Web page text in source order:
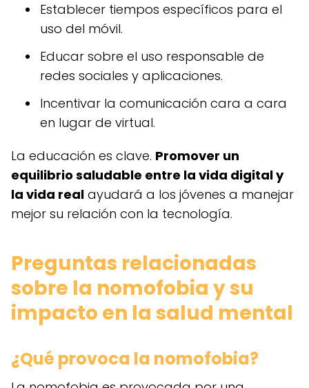
Establecer tiempos específicos para el
uso del móvil.
Educar sobre el uso responsable de
redes sociales y aplicaciones.
Incentivar la comunicación cara a cara
en lugar de virtual.
La educación es clave. Promover un
equilibrio saludable entre la vida digital y
la vida real ayudará a los jóvenes a manejar
mejor su relación con la tecnología.
Preguntas relacionadas
sobre la nomofobia y su
impacto en la salud mental
¿Qué provoca la nomofobia?